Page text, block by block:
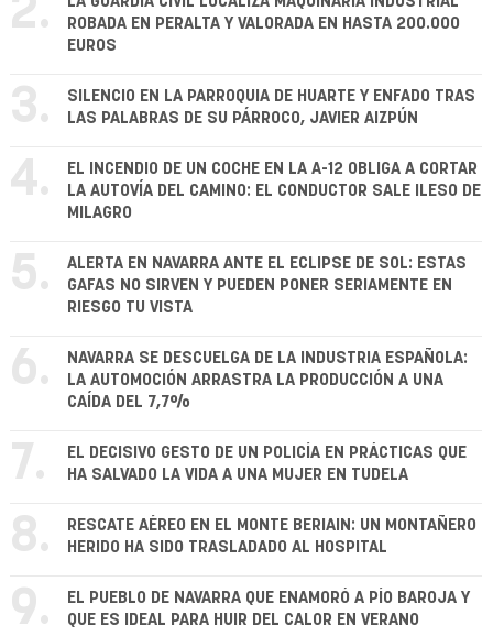
2.
ROBADA EN PERALTA Y VALORADA EN HASTA 200.000
EUROS
3.
SILENCIO EN LA PARROQUIA DE HUARTE Y ENFADO TRAS
LAS PALABRAS DE SU PÁRROCO, JAVIER AIZPÚN
4.
EL INCENDIO DE UN COCHE EN LA A-12 OBLIGA A CORTAR
LA AUTOVÍA DEL CAMINO: EL CONDUCTOR SALE ILESO DE
MILAGRO
5.
ALERTA EN NAVARRA ANTE EL ECLIPSE DE SOL: ESTAS
GAFAS NO SIRVEN Y PUEDEN PONER SERIAMENTE EN
RIESGO TU VISTA
6.
NAVARRA SE DESCUELGA DE LA INDUSTRIA ESPAÑOLA:
LA AUTOMOCIÓN ARRASTRA LA PRODUCCIÓN A UNA
CAÍDA DEL 7,7%
7.
EL DECISIVO GESTO DE UN POLICÍA EN PRÁCTICAS QUE
HA SALVADO LA VIDA A UNA MUJER EN TUDELA
8.
RESCATE AÉREO EN EL MONTE BERIAIN: UN MONTAÑERO
HERIDO HA SIDO TRASLADADO AL HOSPITAL
9.
EL PUEBLO DE NAVARRA QUE ENAMORÓ A PÍO BAROJA Y
QUE ES IDEAL PARA HUIR DEL CALOR EN VERANO